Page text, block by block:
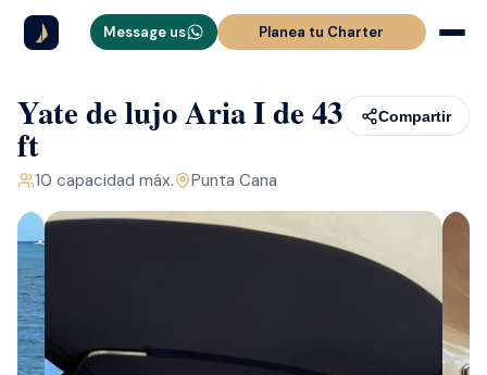
Message us Planea tu Charter
Yate de lujo Aria I de 43
ft
10 capacidad máx. Punta Cana
Compartir